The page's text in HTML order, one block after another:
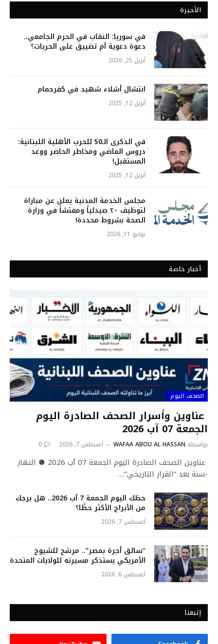
الأخيرة
في سوريا: النقاب في الحرم الجامعي..
دعوة دعوية أم تضييق على الحريات؟
أبريل 25, 2026
انتشال أشلاء شهيد في كفرحمام
أبريل 12, 2025
في الذكرى الـ50 للحرب الأهلية اللبنانية:
دروس الماضي ومخاطر الحاضر ووعد
المستقبل!
أبريل 12, 2025
مجلس الخدمة المدنية يعلن عن مباراة
لتوظيف ٢٠ صيدلياً ومفتشاً في وزارة
الصحة بشروط محددة!
يوليو 11, 2026
أخبار خاصة
الصحف اليوم
عناوين وأسرار الصحف الصادرة اليوم
الجمعة 07 آب 2026
بواسطة WAFAA ABOU AL HASSAN أغسطس 7, 2026 0
عناوين الصحف الصادرة اليوم الجمعة 07 آب 2026 ● النهار
-سنة بعد “القرار التاريخي”:…
حظك اليوم الجمعة 7 آب 2026.. هل برجك
من الأبراج الأكثر حظًا؟
أغسطس 7, 2026
“سائق أجرة بمصر”.. مرشح للشيوخ
الأمريكي يستذكر مسيرته للولايات المتحدة
أغسطس 6, 2026
إتبعنا